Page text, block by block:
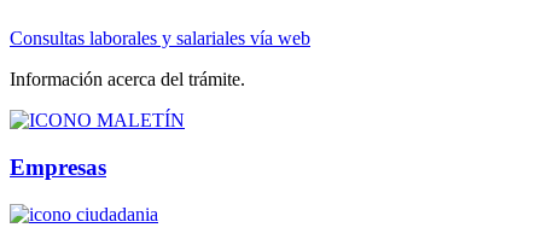
Consultas laborales y salariales vía web
Información acerca del trámite.
Empresas